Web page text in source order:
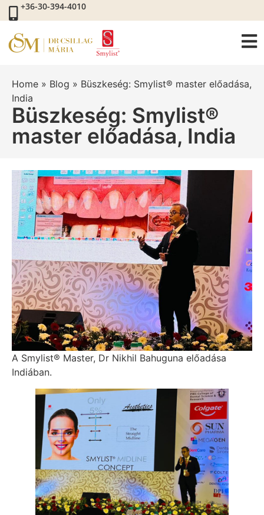
+36-30-394-4010
Home » Blog » Büszkeség: Smylist® master előadása,
India
Büszkeség: Smylist®
master előadása, India
A Smylist® Master, Dr Nikhil Bahuguna előadása
Indiában.